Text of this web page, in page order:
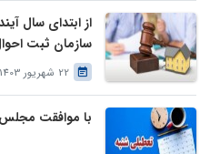
از ابتدای سال
سازمان ثبت
درخواست وراث
22 شهریور 1403
با موافقت